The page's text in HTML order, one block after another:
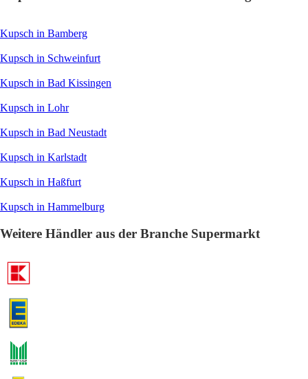
Kupsch in Bamberg
Kupsch in Schweinfurt
Kupsch in Bad Kissingen
Kupsch in Lohr
Kupsch in Bad Neustadt
Kupsch in Karlstadt
Kupsch in Haßfurt
Kupsch in Hammelburg
Weitere Händler aus der Branche Supermarkt